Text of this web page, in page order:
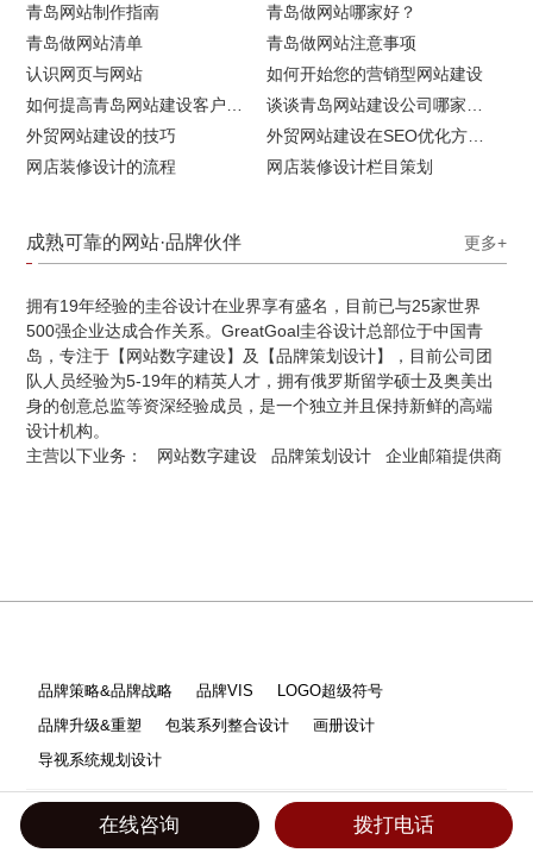
青岛网站制作指南
青岛做网站哪家好？
青岛做网站清单
青岛做网站注意事项
认识网页与网站
如何开始您的营销型网站建设
外贸网站建设的技巧
网店装修设计的流程
网店装修设计栏目策划
成熟可靠的网站·品牌伙伴 更多+
拥有19年经验的圭谷设计在业界享有盛名，目前已与25家世界
500强企业达成合作关系。GreatGoal圭谷设计总部位于中国青
岛，专注于【网站数字建设】及【品牌策划设计】，目前公司团
队人员经验为5-19年的精英人才，拥有俄罗斯留学硕士及奥美出
身的创意总监等资深经验成员，是一个独立并且保持新鲜的高端
设计机构。
主营以下业务： 网站数字建设 品牌策划设计 企业邮箱提供商
在线咨询 拨打电话
品牌策略&品牌战略 品牌VIS
LOGO超级符号
品牌升级&重塑
包装系列整合设计
画册设计
导视系统规划设计
网站全案建设 品宣&集团&外贸 购物商城开发
小程序开发
分销系统开发
品牌线上线下联合推广 企业邮箱搭建